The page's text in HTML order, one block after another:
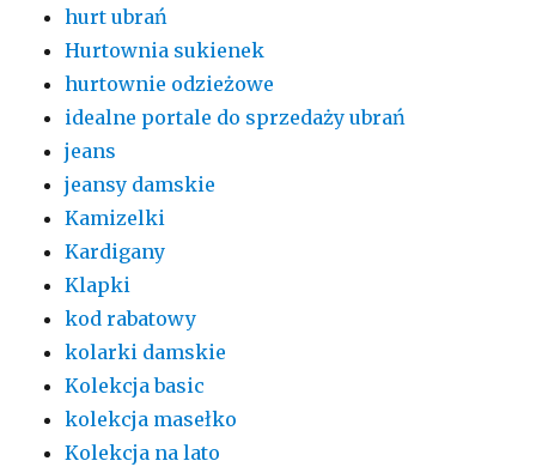
hurt ubrań
Hurtownia sukienek
hurtownie odzieżowe
idealne portale do sprzedaży ubrań
jeans
jeansy damskie
Kamizelki
Kardigany
Klapki
kod rabatowy
kolarki damskie
Kolekcja basic
kolekcja masełko
Kolekcja na lato